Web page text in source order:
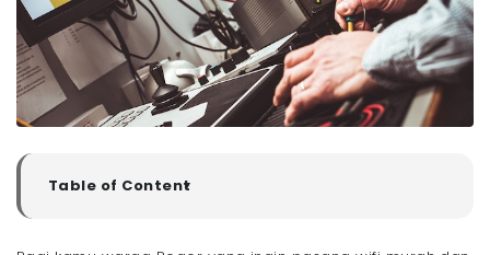
Table of Content
▼